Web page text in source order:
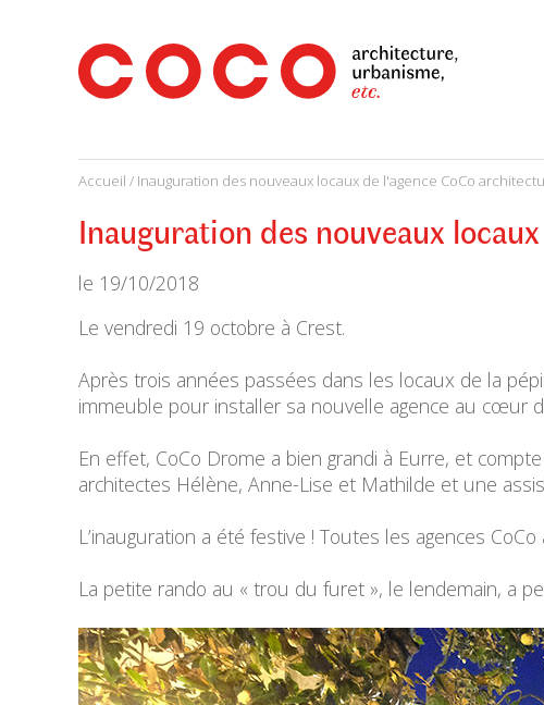
Architecture
architecture,
urbanisme,
etc.
Accueil / Inauguration des nouveaux locaux de l'agence CoCo
Inauguration des nouveaux
le 19/10/2018
Le vendredi 19 octobre à Crest.
Après trois années passées dans les locaux de la
immeuble pour installer sa nouvelle agence au cœur
En effet, CoCo Drome a bien grandi à Eurre, et
architectes Hélène, Anne-Lise et Mathilde et une
L’inauguration a été festive ! Toutes les agences
La petite rando au « trou du furet », le lendemain, a